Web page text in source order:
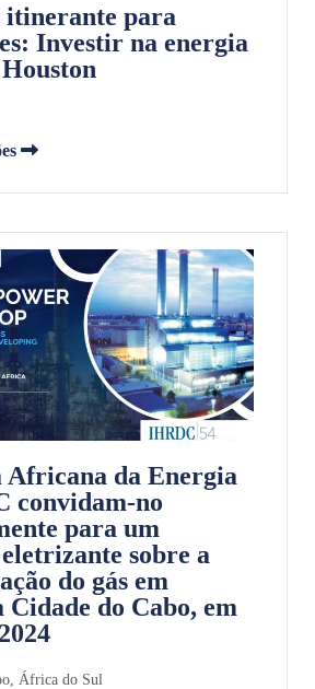
itinerante para
Investir na energia
Africana da Energia
convidam-no
para um
sobre a
do gás em
Cidade do Cabo, em
África do Sul